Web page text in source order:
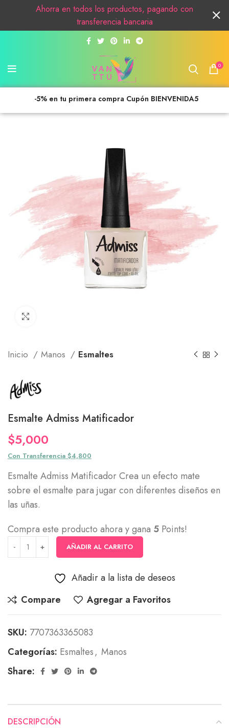
0
-5% en tu primera compra Cupón BIENVENIDA5
Inicio Manos Esmaltes
Esmalte Admiss Matificador
$5,000
Con Transferencia $4,800
Esmalte Admiss Matificador Crea un efecto mate
sobre el esmalte para jugar con diferentes diseños en
las uñas.
Compra este producto ahora y gana 5 Points!
AÑADIR AL CARRITO
Añadir a la lista de deseos
Compare
Agregar a Favoritos
SKU: 7707363365083
Categorías: Esmaltes, Manos
Share:
DESCRIPCIÓN
Ahorra en todos los productos, pagando con
transferencia bancaria